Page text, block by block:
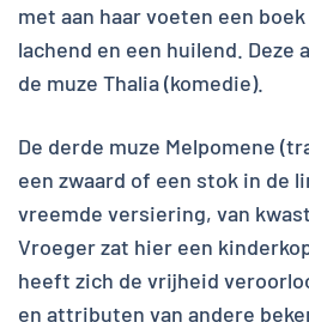
met aan haar voeten een
lachend en een huilend.
de muze Thalia (komedie).
De derde muze Melpomene
een zwaard of een stok in de
vreemde versiering, van
Vroeger zat hier een
heeft zich de vrijheid
en attributen van andere